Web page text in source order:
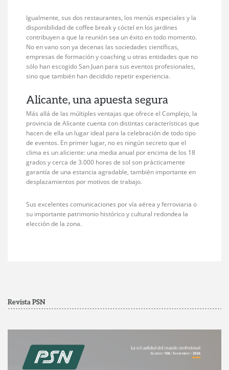
Igualmente, sus dos restaurantes, los menús especiales y la
disponibilidad de coffee break y cóctel en los jardines
contribuyen a que la reunión sea un éxito en todo momento.
No en vano son ya decenas las sociedades científicas,
empresas de formación y coaching u otras entidades que no
sólo han escogido San Juan para sus eventos profesionales,
sino que también han decidido repetir experiencia.
Alicante, una apuesta segura
Más allá de las múltiples ventajas que ofrece el Complejo, la
provincia de Alicante cuenta con distintas características que
hacen de ella un lugar ideal para la celebración de todo tipo
de eventos. En primer lugar, no es ningún secreto que el
clima es un aliciente: una media anual por encima de los 18
grados y cerca de 3.000 horas de sol son prácticamente
garantía de una estancia agradable, también importante en
desplazamientos por motivos de trabajo.
Sus excelentes comunicaciones por vía aérea y ferroviaria o
su importante patrimonio histórico y cultural redondea la
elección de la zona.
Revista PSN